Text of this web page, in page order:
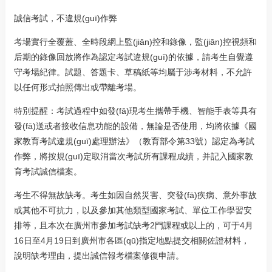
誠信考試，不違規(guī)作弊
考場實行全覆蓋、全時段網上監(jiān)控和錄像，監(jiān)控視頻和
后期的錄像回放將作為認定考試違規(guī)的依據，請考生自覺遵
守考場紀律。試題、答題卡、草稿紙等均屬于涉考材料，不允許
以任何形式拍照傳出或帶離考場。
特別提醒：考試過程中如發(fā)現考生攜帶手機、智能手表等具有
發(fā)送或者接收信息功能的設備，無論是否使用，均將依據《國
家教育考試違規(guī)處理辦法》（教育部令第33號）認定為考試
作弊，將按規(guī)定取消當次考試所有課程成績，并記入國家教
育考試誠信檔案。
考生不得無故缺考。考生如因自然災害、突發(fā)疾病、意外事故
或其他不可抗力，以及參加其他類型國家考試、單位工作學習安
排等，且本次在廣州市參加考試缺考2門課程或以上的，可于4月
16日至4月19日到廣州市各區(qū)指定地點提交相關佐證材料，
說明缺考理由，提出誠信報考檔案修復申請。